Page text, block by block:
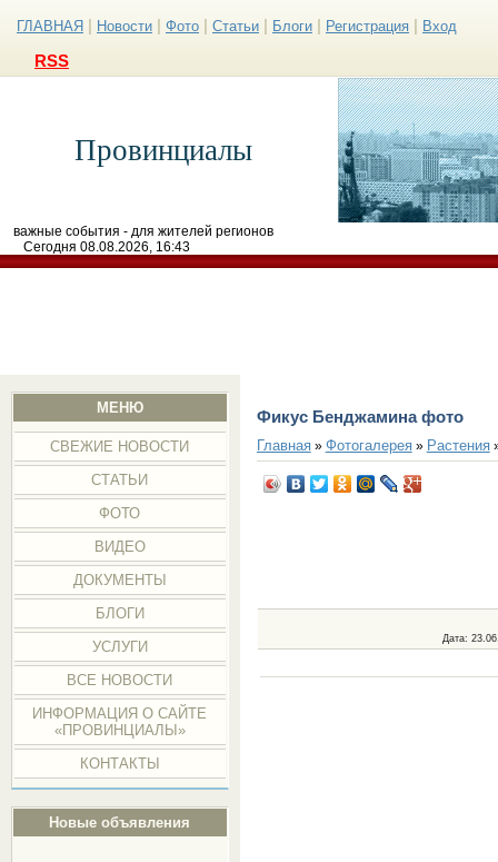
ГЛАВНАЯ Новости Фото Статьи Блоги Регистрация Вход
RSS
Провинциалы
важные события - для жителей регионов
Сегодня 08.08.2026, 16:43
МЕНЮ
СВЕЖИЕ НОВОСТИ
СТАТЬИ
ФОТО
ВИДЕО
ДОКУМЕНТЫ
БЛОГИ
УСЛУГИ
ВСЕ НОВОСТИ
ИНФОРМАЦИЯ О САЙТЕ
«ПРОВИНЦИАЛЫ»
КОНТАКТЫ
Новые объявления
Фикус Бенджамина фото
Главная» Фотогалерея» Растения
Дата: